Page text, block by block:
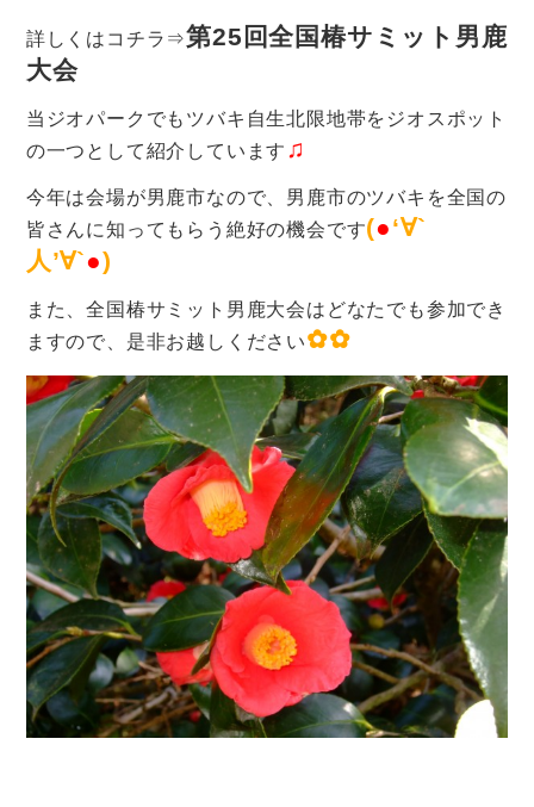
詳しくはコチラ⇒第25回全国椿サミット男鹿
大会
当ジオパークでもツバキ自生北限地帯をジオスポット
の一つとして紹介しています ♫
今年は会場が男鹿市なので、男鹿市のツバキを全国の
皆さんに知ってもらう絶好の機会です(●‘∀`
人’∀`●)
また、全国椿サミット男鹿大会はどなたでも参加でき
ますので、是非お越しください✿✿